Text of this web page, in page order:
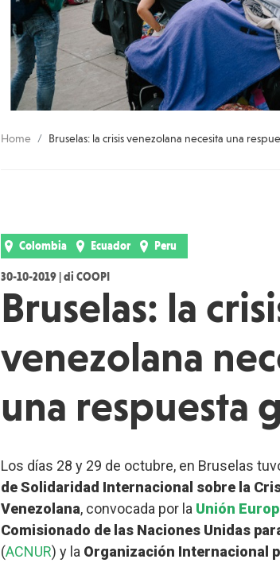
Home Bruselas: la crisis venezolana necesita una
Colombia Ecuador Peru
30-10-2019 | di COOPI
Bruselas: la
venezolana
una respuesta
Los días 28 y 29 de octubre, en Bruselas
de Solidaridad Internacional sobre la
Venezolana, convocada por la Unión
Comisionado de las Naciones Unidas
(ACNUR) y la Organización Internacional